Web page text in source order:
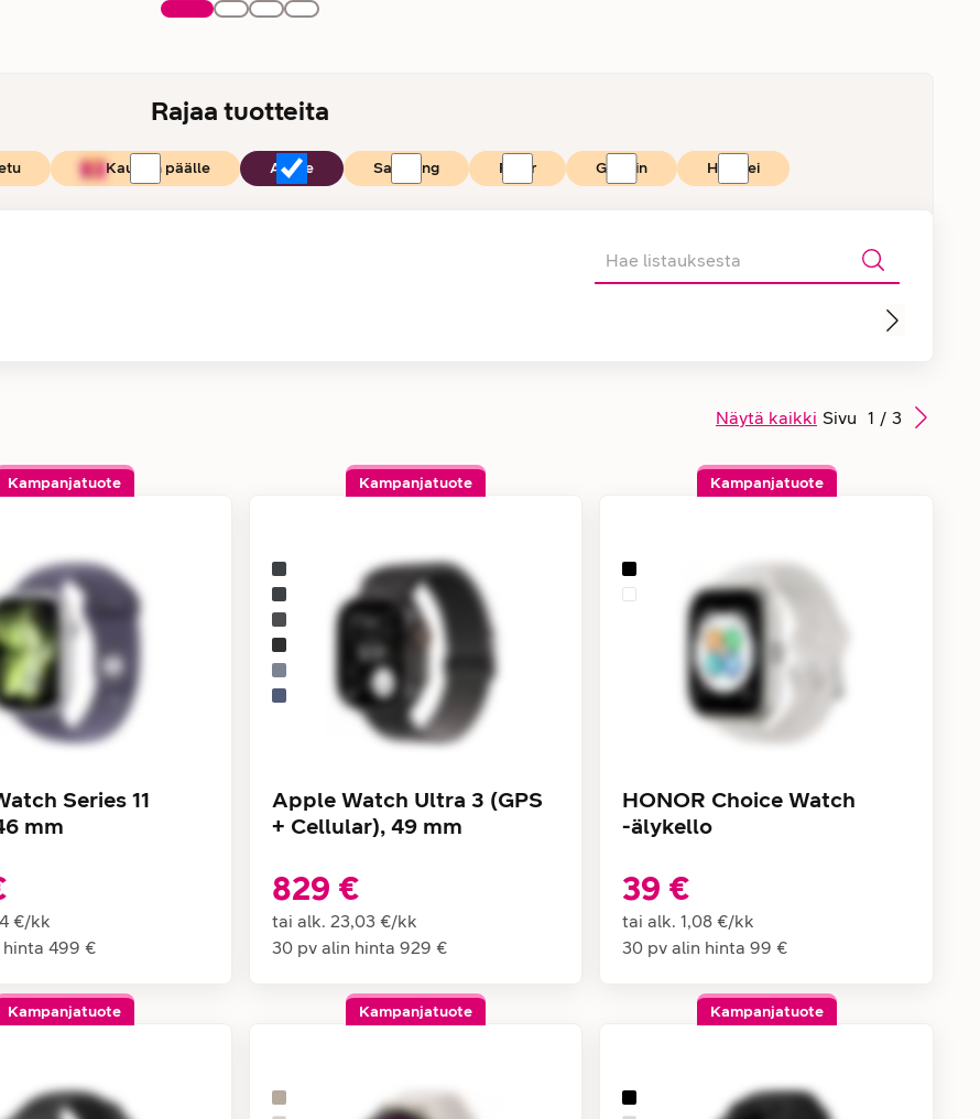
Rajaa tuotteita
Kaupan päälle Apple Samsung Polar Garmin Huawei
Näytä kaikki Sivu 1 / 3
Kampanjatuote
Series 11
mm
€/kk
499 €
Kampanjatuote
Apple Watch Ultra 3 (GPS
+ Cellular), 49 mm
829 €
tai alk. 23,03 €/kk
30 pv alin hinta 929 €
Kampanjatuote
HONOR Choice Watch
-älykello
39 €
tai alk. 1,08 €/kk
30 pv alin hinta 99 €
Kampanjatuote Kampanjatuote Kampanjatuote